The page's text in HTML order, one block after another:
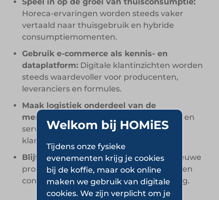
Horeca-ervaringen worden steeds vaker
vertaald naar thuisgebruik en hybride
consumptiemomenten.
Gebruik e-commerce als kennis- en
dataplatform: Digitale klantinzichten worden
steeds waardevoller voor producenten,
leveranciers en formules.
Maak logistiek onderdeel van de
merkervaring:
Gebruiksgemak, levering en
service bepalen steeds vaker de totale
klantwaardering.
Blijf assortiment actief vernieuwen:
Nieuwe
producten en premiumconcepten houden
consumenten betrokken en nieuwsgierig.
Welkom bij HOMiES
Tijdens onze fysieke
evenementen krijg je cookies
bij de koffie, maar ook online
maken we gebruik van digitale
cookies. We zijn verplicht om je